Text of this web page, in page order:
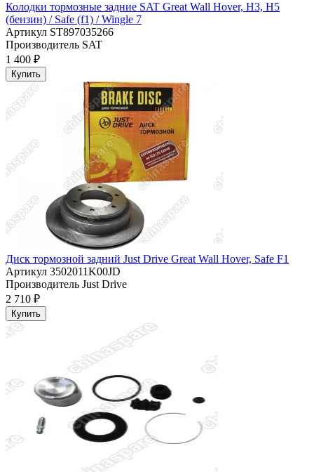
Колодки тормозные задние SAT Great Wall Hover, H3, H5
(бензин) / Safe (f1) / Wingle 7
Артикул ST897035266
Производитель SAT
1 400 ₽
Купить
Диск тормозной задний Just Drive Great Wall Hover, Safe F1
Артикул 3502011K00JD
Производитель Just Drive
2 710 ₽
Купить